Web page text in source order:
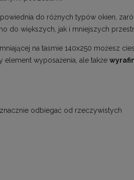
do różnych typów okien,
do większych, jak i mniejszych
na taśmie 140x250 możesz
element wyposażenia, ale także
odbiegać od rzeczywistych